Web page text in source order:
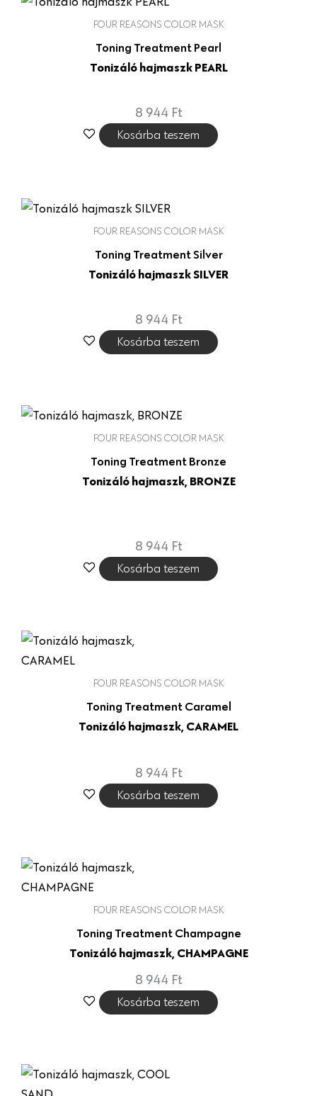
FOUR REASONS COLOR MASK
Toning Treatment Pearl
Tonizáló hajmaszk PEARL
8 944 Ft
Kosárba teszem
FOUR REASONS COLOR MASK
Toning Treatment Silver
Tonizáló hajmaszk SILVER
8 944 Ft
Kosárba teszem
FOUR REASONS COLOR MASK
Toning Treatment Bronze
Tonizáló hajmaszk, BRONZE
8 944 Ft
Kosárba teszem
FOUR REASONS COLOR MASK
Toning Treatment Caramel
Tonizáló hajmaszk, CARAMEL
8 944 Ft
Kosárba teszem
FOUR REASONS COLOR MASK
Toning Treatment Champagne
Tonizáló hajmaszk, CHAMPAGNE
8 944 Ft
Kosárba teszem